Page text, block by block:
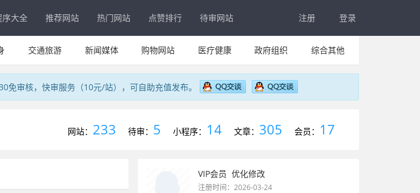
序大全 推荐网站 热门网站 点赞排行 待审网站 注册 登录
交通旅游 新闻媒体 购物网站 医疗健康 政府组织 综合其他
审核，快审服务（10元/站），可自助充值发布。
网站： 233 待审： 5 小程序： 14 文章： 305 会员： 17
VIP会员 优化修改
注册时间：2026-03-24